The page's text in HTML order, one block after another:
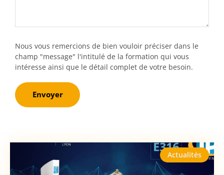
Nous vous remercions de bien vouloir préciser dans le
champ "message" l'intitulé de la formation qui vous
intéresse ainsi que le détail complet de votre besoin.
Envoyer
Actualités